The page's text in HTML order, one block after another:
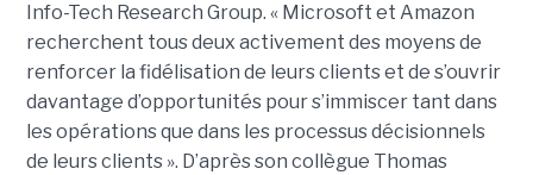
Info-Tech Research Group. « Microsoft et Amazon
recherchent tous deux activement des moyens de
renforcer la fidélisation de leurs clients et de s’ouvrir
davantage d’opportunités pour s’immiscer tant dans
les opérations que dans les processus décisionnels
de leurs clients ». D’après son collègue Thomas